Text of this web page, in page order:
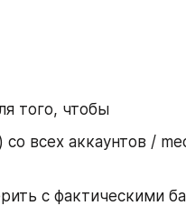
того, чтобы
всех аккаунтов /
с фактическими